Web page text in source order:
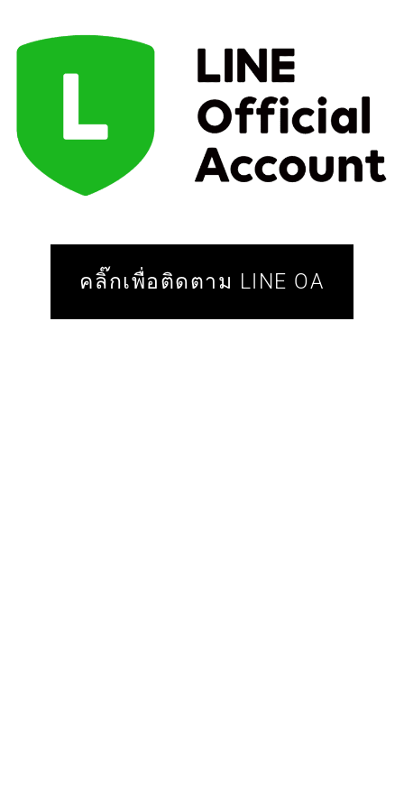
คลิ๊กเพื่อติดตาม LINE OA